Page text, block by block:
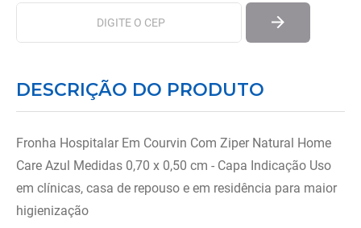
DESCRIÇÃO DO PRODUTO
Fronha Hospitalar Em Courvin Com Ziper Natural Home
Care Azul Medidas 0,70 x 0,50 cm - Capa Indicação Uso
em clínicas, casa de repouso e em residência para maior
higienização